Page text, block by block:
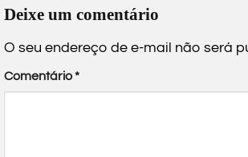
Deixe um comentário
O seu endereço de e-mail não será
Comentário*